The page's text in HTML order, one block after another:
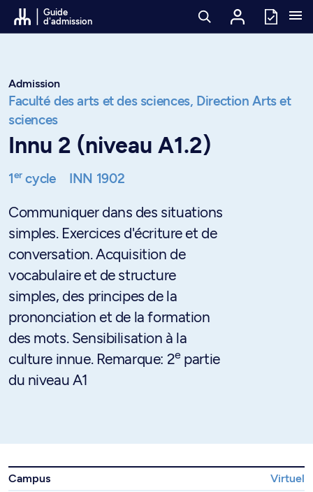
Passer au contenu
Guide
d'admission
Admission
Faculté des arts et des sciences, Direction Arts et
sciences
Innu 2 (niveau A1.2)
1ercycle INN 1902
Communiquer dans des situations
simples. Exercices d'écriture et de
conversation. Acquisition de
vocabulaire et de structure
simples, des principes de la
prononciation et de la formation
des mots. Sensibilisation à la
culture innue. Remarque: 2epartie
du niveau A1
Campus
Virtuel